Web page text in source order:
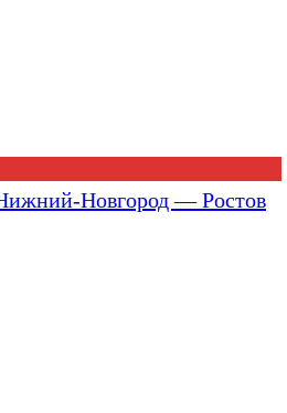
Новгород — Ростов